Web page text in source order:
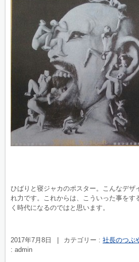
ひばりと寝ジャカのポスター。こんなデザ
れ力です。これからは、こういった事をす
く時代になるのではと思います。
2017年7月8日 カテゴリー : 社長のつぶ
: admin